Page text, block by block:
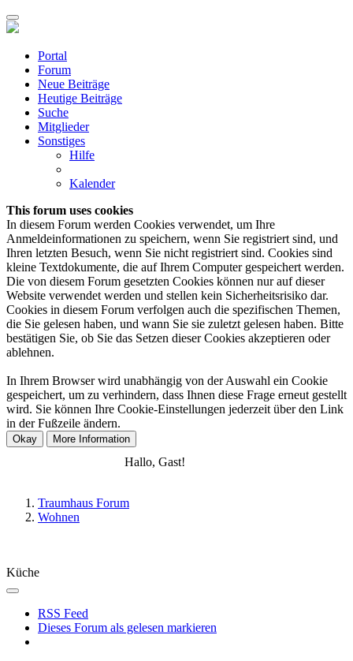
Portal
Forum
Neue Beiträge
Heutige Beiträge
Suche
Mitglieder
Sonstiges
Hilfe
Kalender
This forum uses cookies
In diesem Forum werden Cookies verwendet, um Ihre
Anmeldeinformationen zu speichern, wenn Sie registriert sind, und
Ihren letzten Besuch, wenn Sie nicht registriert sind. Cookies sind
kleine Textdokumente, die auf Ihrem Computer gespeichert werden.
Die von diesem Forum gesetzten Cookies können nur auf dieser
Website verwendet werden und stellen kein Sicherheitsrisiko dar.
Cookies in diesem Forum verfolgen auch die spezifischen Themen,
die Sie gelesen haben, und wann Sie sie zuletzt gelesen haben. Bitte
bestätigen Sie, ob Sie das Setzen dieser Cookies akzeptieren oder
ablehnen.
In Ihrem Browser wird unabhängig von der Auswahl ein Cookie
gespeichert, um zu verhindern, dass Ihnen diese Frage erneut gestellt
wird. Sie können Ihre Cookie-Einstellungen jederzeit über den Link
in der Fußzeile ändern.
Hallo, Gast!
Traumhaus Forum
Wohnen
Küche
RSS Feed
Dieses Forum als gelesen markieren